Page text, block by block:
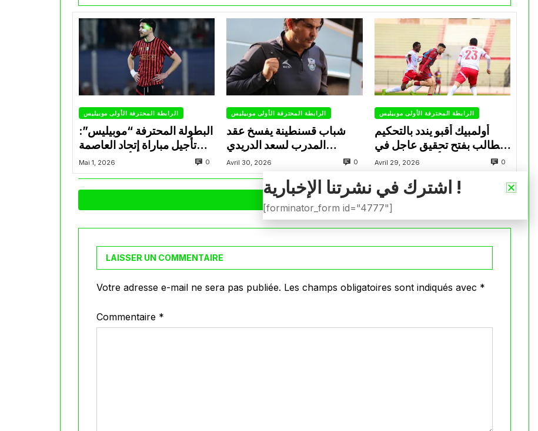
الرابطة المحترفة الأولى موبيليس
البطولة المحترفة “موبيليس”:
تأجيل مباراة إتحاد العاصمة
وأتلتيك بارادو
Mai 1, 2026 0
الرابطة المحترفة الأولى موبيليس
شباب قسنطينة يفسخ عقد
المدرب لسعد الدريدي
بالتراضي
Avril 30, 2026 0
الرابطة المحترفة الأولى موبيليس
أولمبيك أقبو يندد بالتحكيم
ويطالب بفتح تحقيق عاجل في
تجاوزات أثّرت على نتائج
Avril 29, 2026 0
VOIR PLUS
LAISSER UN COMMENTAIRE
Votre adresse e-mail ne sera pas publiée. Les champs obligatoires sont indiqués avec *
Commentaire *
اشترك في نشرتنا الإخبارية !
[forminator_form id="4777"]